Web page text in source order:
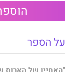
על הספר